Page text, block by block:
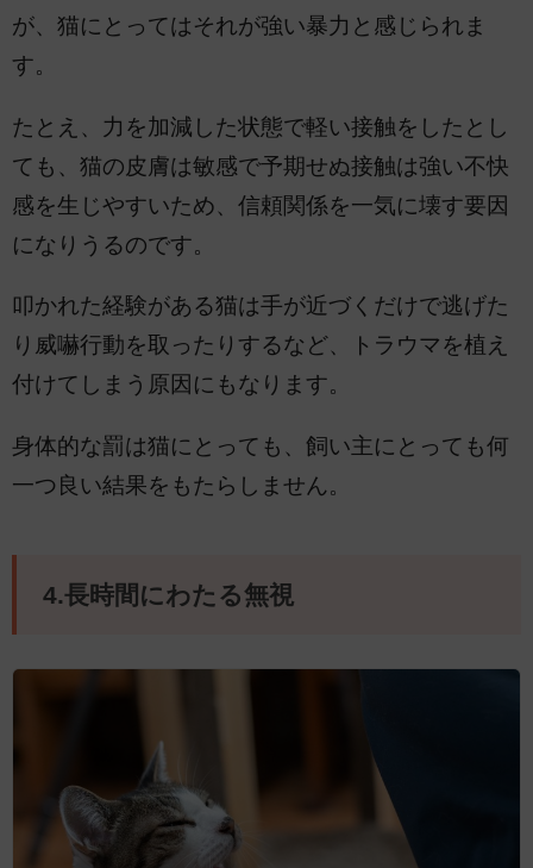
が、猫にとってはそれが強い暴力と感じられま
す。
たとえ、力を加減した状態で軽い接触をしたとし
ても、猫の皮膚は敏感で予期せぬ接触は強い不快
感を生じやすいため、信頼関係を一気に壊す要因
になりうるのです。
叩かれた経験がある猫は手が近づくだけで逃げた
り威嚇行動を取ったりするなど、トラウマを植え
付けてしまう原因にもなります。
身体的な罰は猫にとっても、飼い主にとっても何
一つ良い結果をもたらしません。
4.長時間にわたる無視